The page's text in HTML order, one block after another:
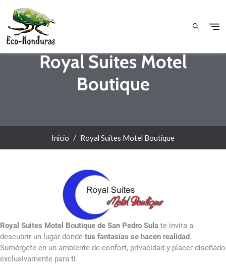
Royal Suites Motel
Boutique
Inicio Royal Suites Motel Boutique
Royal Suites Motel Boutique de San Pedro Sula te invita a
descubrir un lugar donde tus fantasías se hacen realidad.
Sumérgete en un ambiente de confort, privacidad y placer diseñado
exclusivamente para ti.